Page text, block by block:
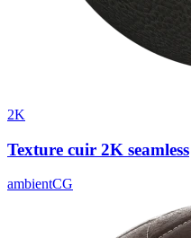
2K
Texture cuir 2K seamless
ambientCG